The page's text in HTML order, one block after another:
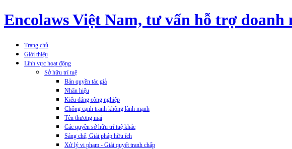
Encolaws Việt Nam, tư vấn hỗ trợ
Trang chủ
Giới thiệu
Lĩnh vực hoạt động
Sở hữu trí tuệ
Bản quyền tác giả
Nhãn hiệu
Kiểu dáng công nghiệp
Chống cạnh tranh không lành mạnh
Tên thương mại
Các quyền sở hữu trí tuệ khác
Sáng chế, Giải pháp hữu ích
Xử lý vi phạm - Giải quyết tranh chấp